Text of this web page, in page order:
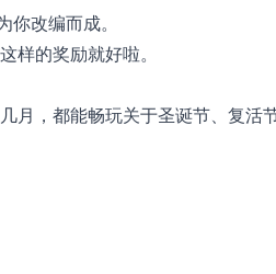
改编而成。
样的奖励就好啦。
月，都能畅玩关于圣诞节、复活